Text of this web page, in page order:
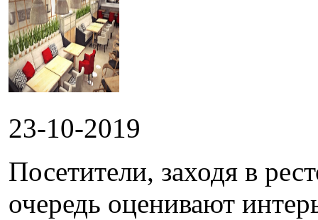
23-10-2019
Посетители, заходя в
очередь оценивают